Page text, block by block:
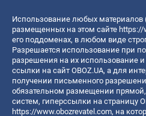
Использование любых материалов
размещенных на этом сайте https://
его поддоменах, в любом виде
Разрешается использование при
разрешения на их использование
ссылки на сайт OBOZ.UA, а для
получении письменного
обязательном размещении
систем, гиперссылки на страницу
https://www.obozrevatel.com, на